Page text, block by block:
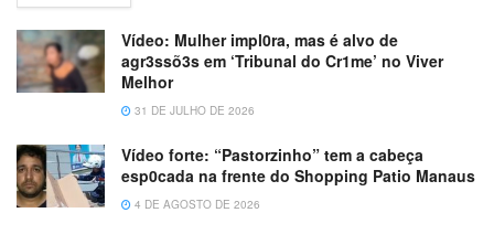
Vídeo: Mulher impl0ra, mas é alvo de
agr3ssõ3s em ‘Tribunal do Cr1me’ no Viver
Melhor
31 DE JULHO DE 2026
Vídeo forte: “Pastorzinho” tem a cabeça
esp0cada na frente do Shopping Patio Manaus
4 DE AGOSTO DE 2026